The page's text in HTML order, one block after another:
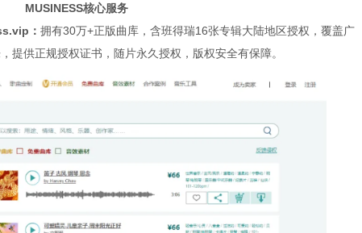
MUSINESS核心服务
： 拥有30万+正版曲库，含班得瑞16张专辑大陆地区授权，覆盖广
提供正规授权证书，随片永久授权，版权安全有保障。